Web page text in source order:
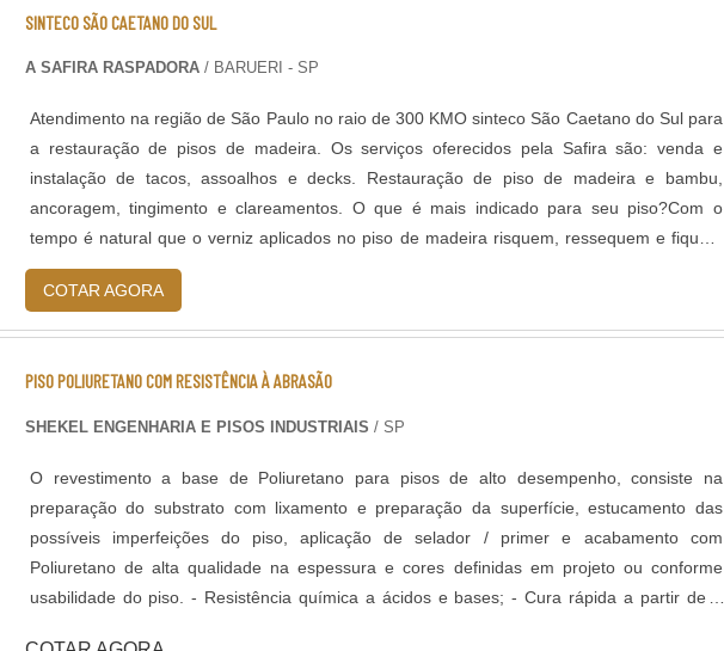
concreto na superfície, que ocorre após um polimento gradual com discos diamantados e
aplicação de aditivos endurecedores de superfície. Neste acabamento é possível polir o
SINTECO SÃO CAETANO DO SUL
A SAFIRA RASPADORA/ BARUERI - SP
Atendimento na região de São Paulo no raio de 300 KMO sinteco São Caetano do Sul para
a restauração de pisos de madeira. Os serviços oferecidos pela Safira são: venda e
instalação de tacos, assoalhos e decks. Restauração de piso de madeira e bambu,
ancoragem, tingimento e clareamentos. O que é mais indicado para seu piso?Com o
tempo é natural que o verniz aplicados no piso de madeira risquem, ressequem e fiquem
com aspecto de velho ou então co....
COTAR AGORA
PISO POLIURETANO COM RESISTÊNCIA À ABRASÃO
SHEKEL ENGENHARIA E PISOS INDUSTRIAIS / SP
O revestimento a base de Poliuretano para pisos de alto desempenho, consiste na
preparação do substrato com lixamento e preparação da superfície, estucamento das
possíveis imperfeições do piso, aplicação de selador / primer e acabamento com
Poliuretano de alta qualidade na espessura e cores definidas em projeto ou conforme
usabilidade do piso. - Resistência química a ácidos e bases; - Cura rápida a partir de 8